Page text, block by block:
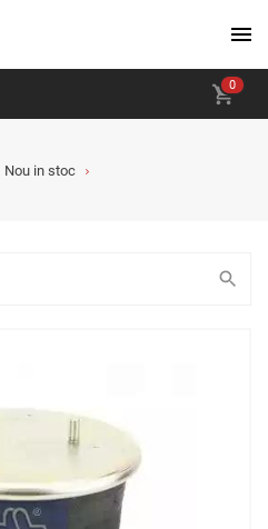
0
Nou in stoc